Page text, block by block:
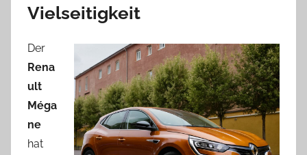
Vielseitigkeit
Der
Rena
ult
Méga
ne
hat